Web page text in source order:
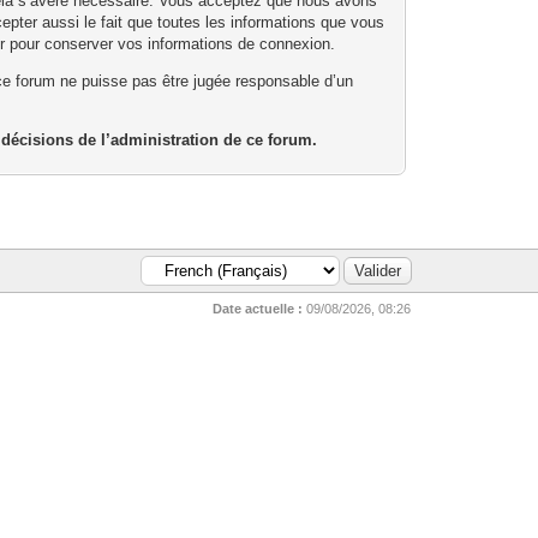
aussi le fait que toutes les informations que vous
conserver vos informations de connexion.
ne puisse pas être jugée responsable d’un
de l’administration de ce forum.
Date actuelle : 09/08/2026, 08:26